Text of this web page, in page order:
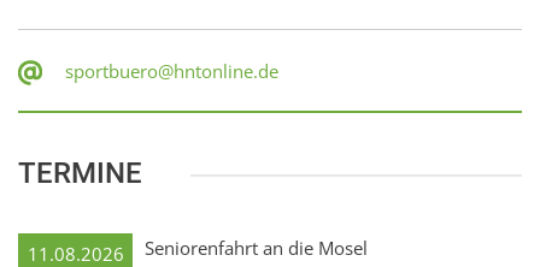
sportbuero@hntonline.de
TERMINE
11.08.2026 Seniorenfahrt an die Mosel